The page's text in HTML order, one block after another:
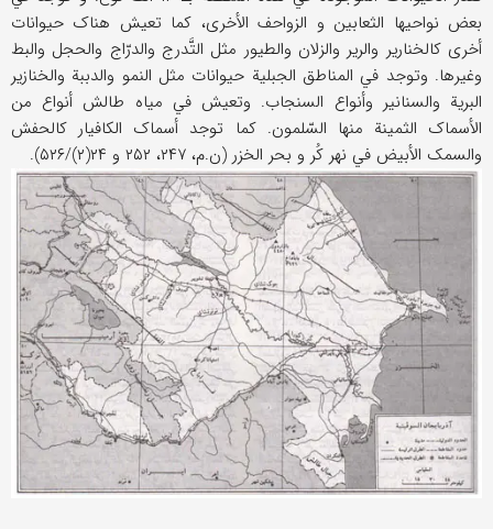
بعض نواحیها الثعابین و الزواحف الأخری، کما تعیش هناک حیوانات
أخری کالخناریر والریر والزلان والطیور مثل التَّدرج والدرّاج والحجل والبط
وغیرها. وتوجد في المناطق الجبلیة حیوانات مثل النمو والدببة والخنازیر
البریة والسنانیر وأنواع السنجاب. وتعیش ‌في میاه طالش أنواع من
الأسماک الثمینة منها السّلمون. کما توجد أسماک الکافیار کالحفش
والسمک الأبیض في نهر کُر و بحر الخزر (ن.م، ۲۴۷، ۲۵۲ و ۲۴(۲)/۵۲۶).